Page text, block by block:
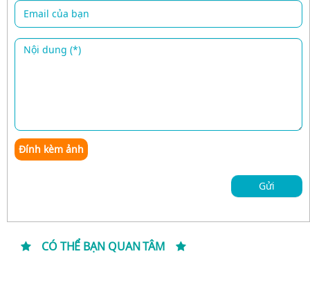
Đính kèm ảnh
Gửi
CÓ THỂ BẠN QUAN TÂM